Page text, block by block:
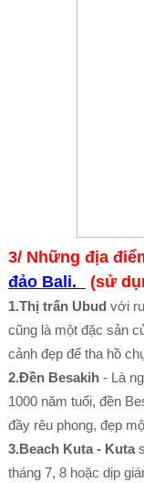
3/ Những địa
đảo Bali.
(sử
1.Thị trấn Ubud với
cũng là một đặc sản
cảnh đẹp để tha hồ
2.Đền Besakih - Là
1000 năm tuổi, đền
đầy rêu phong, đẹp
3.Beach Kuta - Kuta
tháng 7, 8 hoặc dịp